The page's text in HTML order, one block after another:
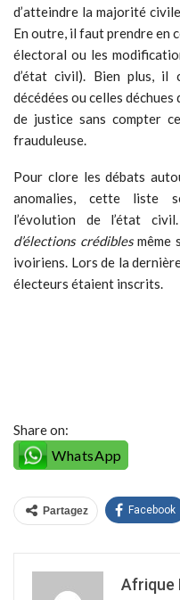
d’atteindre la majorité
En outre, il faut prendre en
électoral ou les
d’état civil). Bien plus, il
décédées ou celles
de justice sans compter
frauduleuse.
Pour clore les débats
anomalies, cette liste
l’évolution de l’état
d’élections crédibles même
ivoiriens. Lors de la
électeurs étaient inscrits.
Share on:
WhatsApp
Partagez Facebook
Afrique